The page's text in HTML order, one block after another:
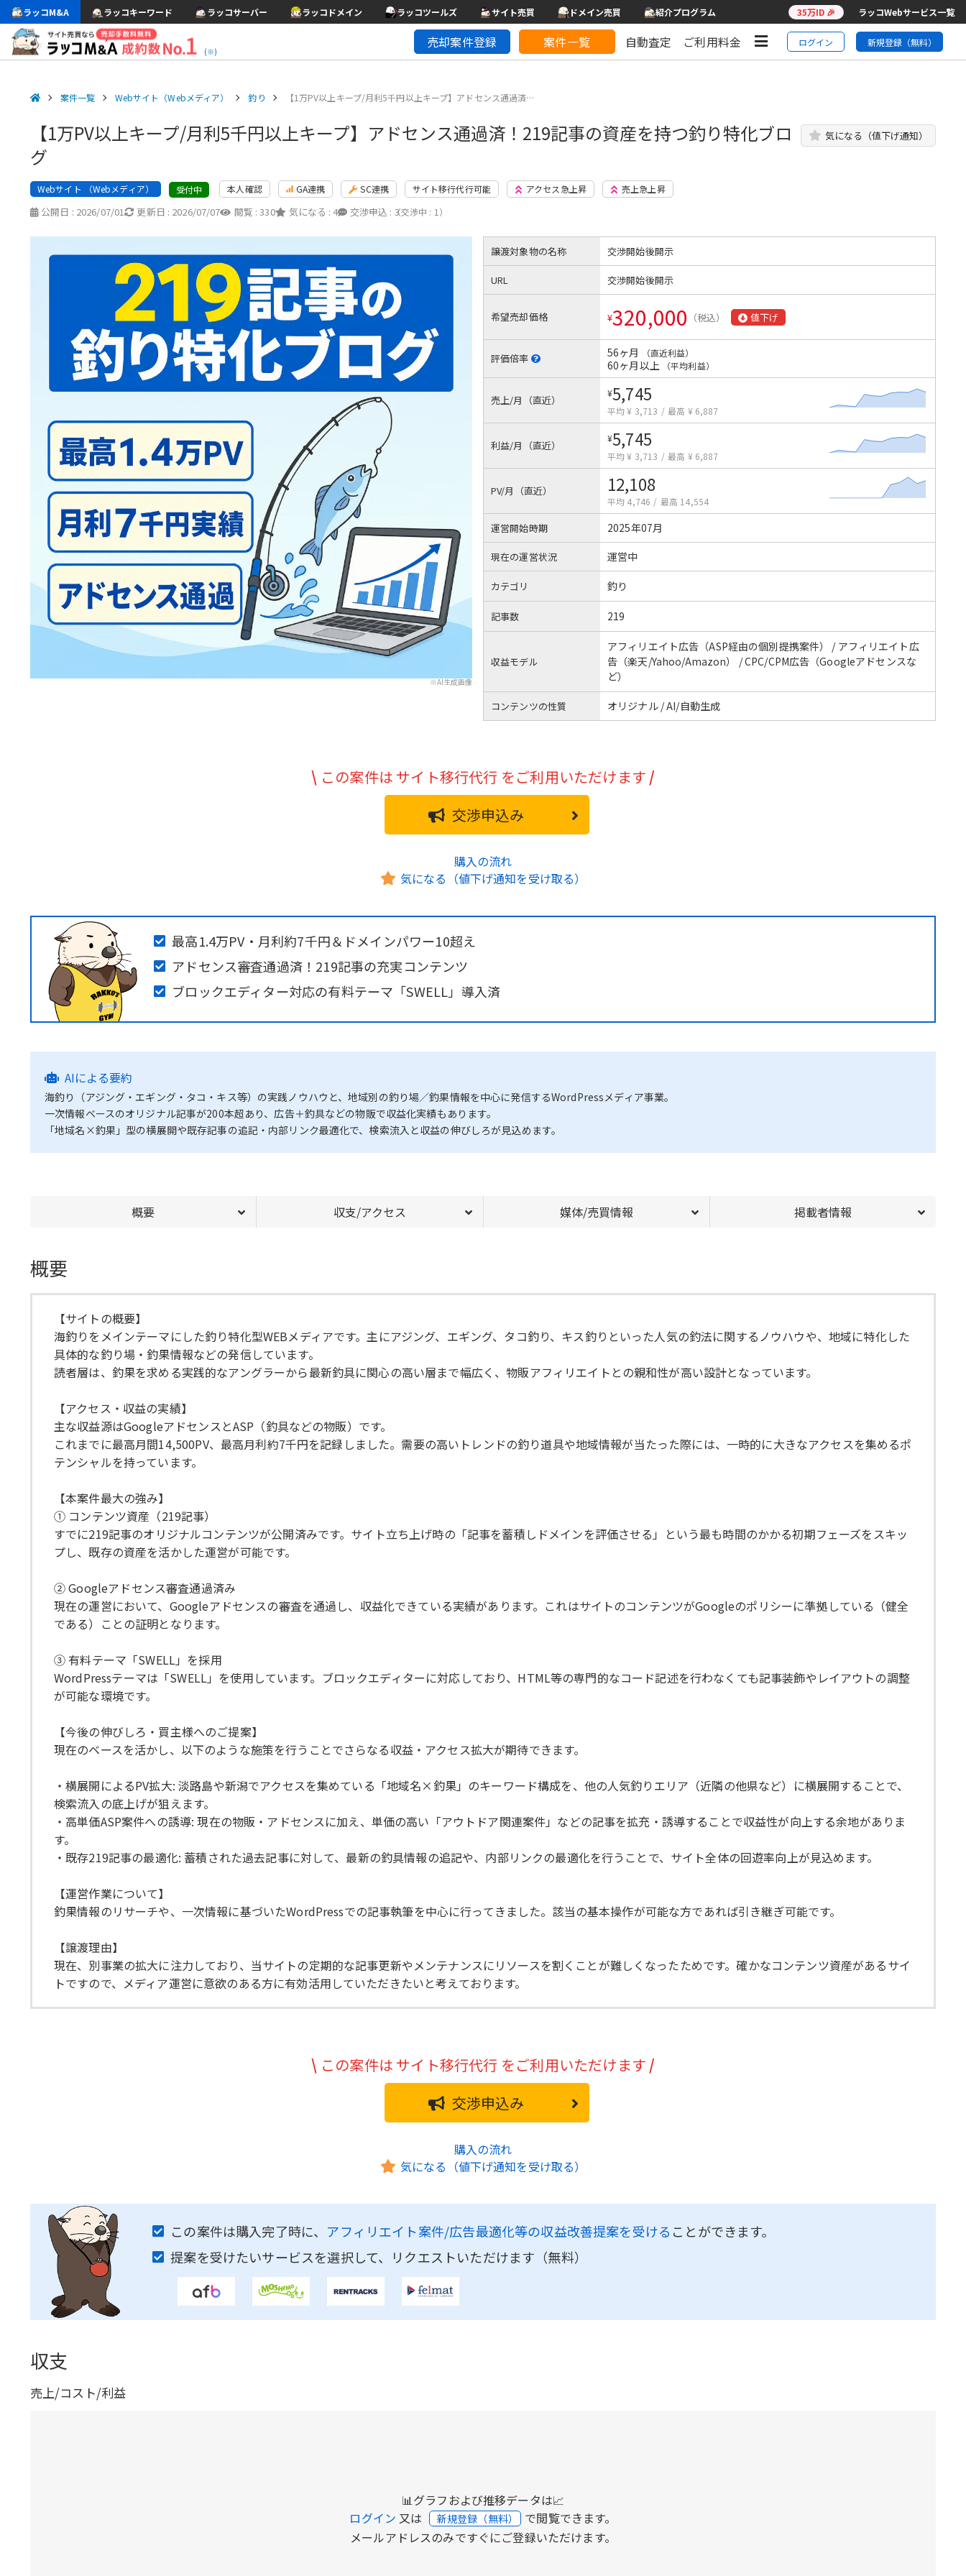
ラッコM&A ラッコキーワード ラッコサーバー ラッコドメイン ラッコツールズ サイト売買 ドメイン売買 紹介プログラム 35万ID 🎉 ラッコWebサービス一覧
(※)
売却案件登録 案件一覧 自動査定 ご利用料金 ログイン 新規登録（無料）
案件一覧 Webサイト（Webメディア） 釣り 【1万PV以上キープ/月利5千円以上キープ】アドセンス通過済…
【1万PV以上キープ/月利5千円以上キープ】アドセンス通過済！219記事の資産を持つ釣り特化ブロ
グ
気になる（値下げ通知）
Webサイト （Webメディア） 受付中 本人確認 GA連携 SC連携 サイト移行代行可能 アクセス急上昇 売上急上昇
公開日 : 2026/07/01 更新日 : 2026/07/07 閲覧 :330 気になる : 4 交渉申込 : 3
（交渉中 : 1）
※AI生成画像
譲渡対象物の名称 交渉開始後開示
URL 交渉開始後開示
希望売却価格 ¥320,000 （税込） 値下げ
評価倍率 56ヶ月 （直近利益）
60ヶ月以上 （平均利益）
売上/月（直近）
¥5,745
平均 ¥ 3,713 / 最高 ¥ 6,887
利益/月（直近）
¥5,745
平均 ¥ 3,713 / 最高 ¥ 6,887
PV/月（直近） 12,108
平均 4,746 / 最高 14,554
運営開始時期 2025年07月
現在の運営状況 運営中
カテゴリ 釣り
記事数 219
収益モデル
アフィリエイト広告（ASP経由の個別提携案件） / アフィリエイト広
告（楽天/Yahoo/Amazon） / CPC/CPM広告（Googleアドセンスな
ど）
コンテンツの性質 オリジナル / AI/自動生成
\ この案件は サイト移行代行 をご利用いただけます /
交渉申込み
購入の流れ
気になる（値下げ通知を受け取る）
最高1.4万PV・月利約7千円＆ドメインパワー10超え
アドセンス審査通過済！219記事の充実コンテンツ
ブロックエディター対応の有料テーマ「SWELL」導入済
AIによる要約
海釣り（アジング・エギング・タコ・キス等）の実践ノウハウと、地域別の釣り場／釣果情報を中心に発信するWordPressメディア事業。
一次情報ベースのオリジナル記事が200本超あり、広告＋釣具などの物販で収益化実績もあります。
「地域名×釣果」型の横展開や既存記事の追記・内部リンク最適化で、検索流入と収益の伸びしろが見込めます。
概要 収支/アクセス 媒体/売買情報 掲載者情報
概要
【サイトの概要】
海釣りをメインテーマにした釣り特化型WEBメディアです。主にアジング、エギング、タコ釣り、キス釣りといった人気の釣法に関するノウハウや、地域に特化した
具体的な釣り場・釣果情報などの発信しています。
読者層は、釣果を求める実践的なアングラーから最新釣具に関心の高い層まで幅広く、物販アフィリエイトとの親和性が高い設計となっています。
【アクセス・収益の実績】
主な収益源はGoogleアドセンスとASP（釣具などの物販）です。
これまでに最高月間14,500PV、最高月利約7千円を記録しました。需要の高いトレンドの釣り道具や地域情報が当たった際には、一時的に大きなアクセスを集めるポ
テンシャルを持っています。
【本案件最大の強み】
① コンテンツ資産（219記事）
すでに219記事のオリジナルコンテンツが公開済みです。サイト立ち上げ時の「記事を蓄積しドメインを評価させる」という最も時間のかかる初期フェーズをスキッ
プし、既存の資産を活かした運営が可能です。
② Googleアドセンス審査通過済み
現在の運営において、Googleアドセンスの審査を通過し、収益化できている実績があります。これはサイトのコンテンツがGoogleのポリシーに準拠している（健全
である）ことの証明となります。
③ 有料テーマ「SWELL」を採用
WordPressテーマは「SWELL」を使用しています。ブロックエディターに対応しており、HTML等の専門的なコード記述を行わなくても記事装飾やレイアウトの調整
が可能な環境です。
【今後の伸びしろ・買主様へのご提案】
現在のベースを活かし、以下のような施策を行うことでさらなる収益・アクセス拡大が期待できます。
・横展開によるPV拡大: 淡路島や新潟でアクセスを集めている「地域名×釣果」のキーワード構成を、他の人気釣りエリア（近隣の他県など）に横展開することで、
検索流入の底上げが狙えます。
・高単価ASP案件への誘導: 現在の物販・アドセンスに加え、単価の高い「アウトドア関連案件」などの記事を拡充・誘導することで収益性が向上する余地がありま
す。
・既存219記事の最適化: 蓄積された過去記事に対して、最新の釣具情報の追記や、内部リンクの最適化を行うことで、サイト全体の回遊率向上が見込めます。
【運営作業について】
釣果情報のリサーチや、一次情報に基づいたWordPressでの記事執筆を中心に行ってきました。該当の基本操作が可能な方であれば引き継ぎ可能です。
【譲渡理由】
現在、別事業の拡大に注力しており、当サイトの定期的な記事更新やメンテナンスにリソースを割くことが難しくなったためです。確かなコンテンツ資産があるサイ
トですので、メディア運営に意欲のある方に有効活用していただきたいと考えております。
\ この案件は サイト移行代行 をご利用いただけます /
交渉申込み
購入の流れ
気になる（値下げ通知を受け取る）
この案件は購入完了時に、 アフィリエイト案件/広告最適化等の収益改善提案を受ける ことができます。
提案を受けたいサービスを選択して、リクエストいただけます（無料）
収支
売上/コスト/利益
📊グラフおよび推移データは📈
ログイン 又は 新規登録（無料） で閲覧できます。
メールアドレスのみですぐにご登録いただけます。